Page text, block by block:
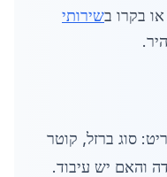
או בקרו בשירותי
סוג ברזל, קוטר
והאם יש עיבוד.